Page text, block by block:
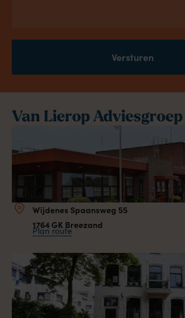
Versturen
Van Lierop Adviesgroep
Wijdenes Spaansweg 55
1764 GK Breezand
Plan route